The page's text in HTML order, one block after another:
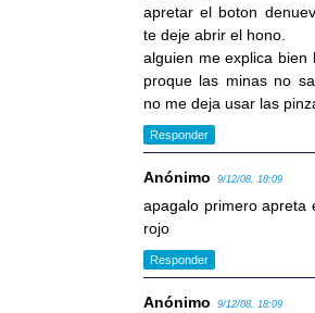
apretar el boton
te deje abrir el hono.
alguien me explica bien
proque las minas no
no me deja usar las
Responder
Anónimo 9/12/08, 18:09
apagalo primero apreta
rojo
Responder
Anónimo 9/12/08, 18:09